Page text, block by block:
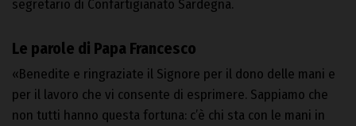
segretario di Confartigianato Sardegna.
Le parole di Papa Francesco
«Benedite e ringraziate il Signore per il dono delle mani e
per il lavoro che vi consente di esprimere. Sappiamo che
non tutti hanno questa fortuna: c’è chi sta con le mani in